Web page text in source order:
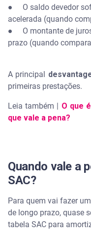
● O saldo devedor
acelerada (quando
● O montante de
prazo (quando
A principal
primeiras prestações.
Leia também | O que
que vale a pena?
Quando vale a
SAC?
Para quem vai fazer
de longo prazo, quase
tabela SAC para